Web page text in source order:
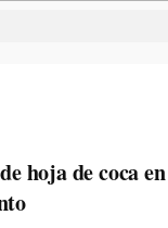
hoja de coca